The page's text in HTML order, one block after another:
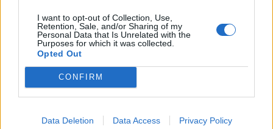
I want to opt-out of Collection, Use,
Retention, Sale, and/or Sharing of my
Personal Data that Is Unrelated with the
Purposes for which it was collected.
Opted Out
CONFIRM
Data Deletion Data Access Privacy Policy
update huawei Camera xiaomi wearables
design iPhone